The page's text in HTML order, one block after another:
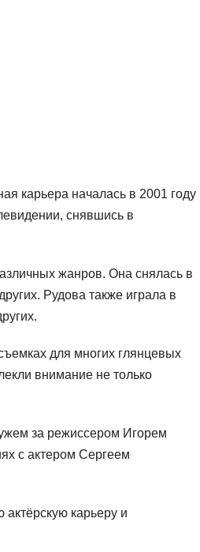
карьера началась в 2001 году
снявшись в
жанров. Она снялась в
Рудова также играла в
для многих глянцевых
внимание не только
за режиссером Игорем
с актером Сергеем
карьеру и